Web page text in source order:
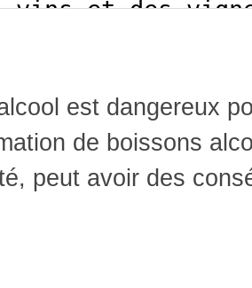
est dangereux
de boissons
peut avoir des